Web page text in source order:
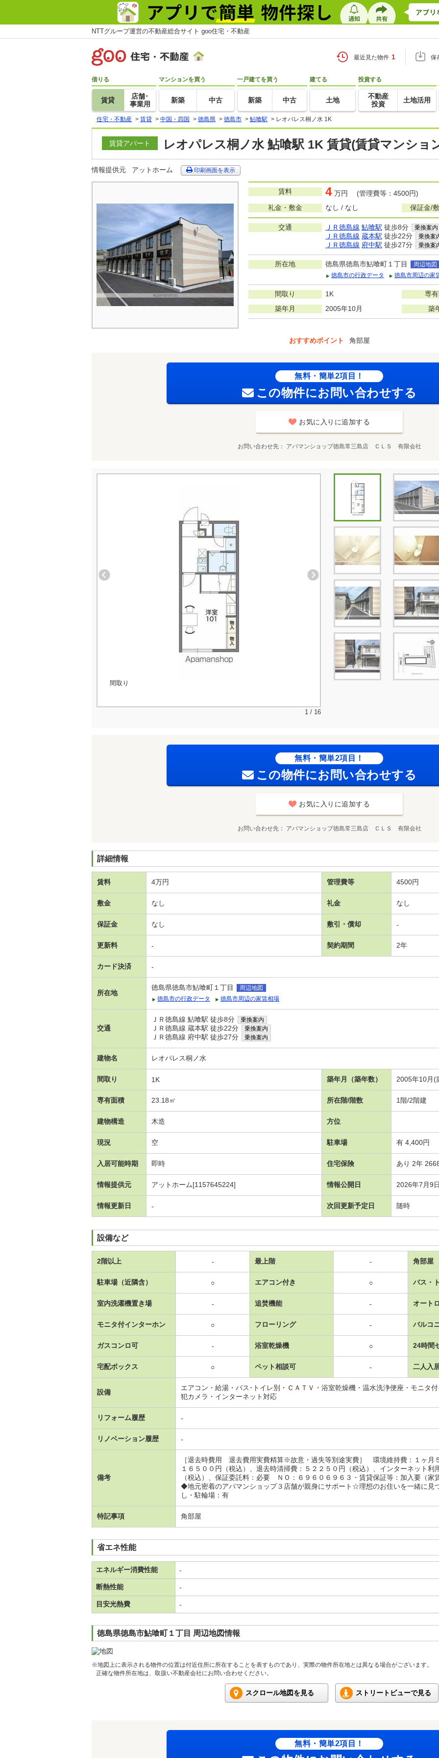
NTTグループ運営の不動産総合サイト goo住宅・不動産
最近見た物件 1 保
借りる
賃貸
店舗･
事業用
マンションを買う
新築 中古
一戸建てを買う
新築 中古
建てる
土地
投資する
不動産
投資
土地活用
住宅・不動産 > 賃貸 > 中国・四国 > 徳島県 > 徳島市 > 鮎喰駅 > レオパレス桐ノ水 1K
賃貸アパート レオパレス桐ノ水 鮎喰駅 1K 賃貸(賃貸マンショ
情報提供元 アットホーム 印刷画面を表示
賃料 4 万円 (管理費等：4500円)
礼金・敷金
なし / なし 保証金/
交通 ＪＲ徳島線 鮎喰駅 徒歩8分 乗換案内
ＪＲ徳島線 蔵本駅 徒歩22分 乗換案
ＪＲ徳島線 府中駅 徒歩27分 乗換案
所在地 徳島県徳島市鮎喰町１丁目
周辺地図
徳島市の行政データ
徳島市周辺の家
間取り 1K 専
築年月 2005年10月 築
おすすめポイント 角部屋
無料・簡単2項目！
この物件にお問い合わせする
お気に入りに追加する
お問い合わせ先 アパマンショップ徳島常三島店 ＣＬＳ 有限会社
間取り
1 / 16
無料・簡単2項目！
この物件にお問い合わせする
お気に入りに追加する
お問い合わせ先 アパマンショップ徳島常三島店 ＣＬＳ 有限会社
詳細情報
賃料 4万円 管理費等 4500円
敷金 なし 礼金 なし
保証金 なし 敷引・償却 -
更新料 - 契約期間 2年
カード決済 -
所在地
徳島県徳島市鮎喰町１丁目
周辺地図
徳島市の行政データ
徳島市周辺の家賃相場
交通
ＪＲ徳島線 鮎喰駅 徒歩8分 乗換案内
ＪＲ徳島線 蔵本駅 徒歩22分 乗換案内
ＪＲ徳島線 府中駅 徒歩27分 乗換案内
建物名 レオパレス桐ノ水
間取り 1K 築年月（築年数） 2005年10月(
専有面積 23.18㎡ 所在階/階数 1階/2階建
建物構造 木造 方位
現況 空 駐車場 有 4,400円
入居可能時期 即時 住宅保険 あり 2年
情報提供元 アットホーム[1157645224] 情報公開日 2026年7月9日
情報更新日 - 次回更新予定日 随時
設備など
2階以上 - 最上階 - 角部屋
駐車場（近隣含） ○ エアコン付き ○ バス・
室内洗濯機置き場 - 追焚機能 - オート
モニタ付インターホン ○ フローリング - バルコ
ガスコンロ可 - 浴室乾燥機 ○ 24時間
宅配ボックス ○ ペット相談可 - 二人入
設備
エアコン・給湯・バス･トイレ別・ＣＡＴＶ・浴室乾燥機・温水洗浄便座・モニタ
犯カメラ・インターネット対応
リフォーム履歴 -
リノベーション履歴 -
備考
［退去時費用 退去費用実費精算※故意・過失等別途実費］ 環境維持費：１ヶ月
１６５００円（税込）、退去時清掃費：５２２５０円（税込）、インターネット利
（税込）、保証委託料：必要 ＮＯ：６９６０６９６３・賃貸保証等：加入要（
◆地元密着のアパマンショップ３店舗が親身にサポート☆理想のお住いを一緒に
し・駐輪場：有
特記事項 角部屋
省エネ性能
エネルギー消費性能 -
断熱性能 -
目安光熱費 -
徳島県徳島市鮎喰町１丁目 周辺地図情報
※地図上に表示される物件の位置は付近住所に所在することを表すものであり、実際の物件所在地とは異なる場合がございます。
正確な物件所在地は、取扱い不動産会社にお問い合わせください。
スクロール地図を見る ストリートビューで見る
無料・簡単2項目！